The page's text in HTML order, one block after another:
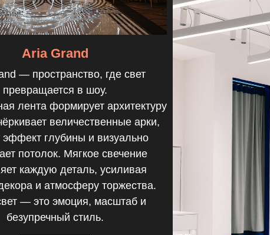
Aria Grand
— пространство, где свет
превращается в шоу.
лента формирует архитектуру
величественные арки,
эффект глубины и визуально
потолок. Мягкое свечение
каждую деталь, усиливая
и атмосферу торжества.
— это эмоция, масштаб и
безупречный стиль.